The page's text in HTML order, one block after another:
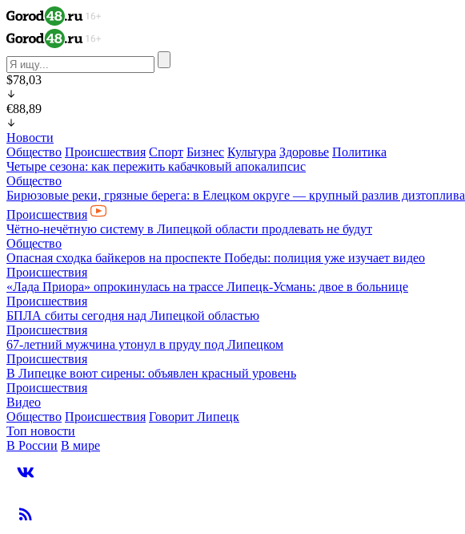
$78,03
€88,89
Новости
Общество Происшествия Спорт Бизнес Культура Здоровье Политика
Четыре сезона: как пережить кабачковый апокалипсис
Общество
Бирюзовые реки, грязные берега: в Елецком округе — крупный разлив дизтоплива
Происшествия
Чётно-нечётную систему в Липецкой области продлевать не будут
Общество
Опасная сходка байкеров на проспекте Победы: полиция уже изучает видео
Происшествия
«Лада Приора» опрокинулась на трассе Липецк-Усмань: двое в больнице
Происшествия
БПЛА сбиты сегодня над Липецкой областью
Происшествия
67-летний мужчина утонул в пруду под Липецком
Происшествия
В Липецке воют сирены: объявлен красный уровень
Происшествия
Видео
Общество Происшествия Говорит Липецк
Топ новости
В России В мире